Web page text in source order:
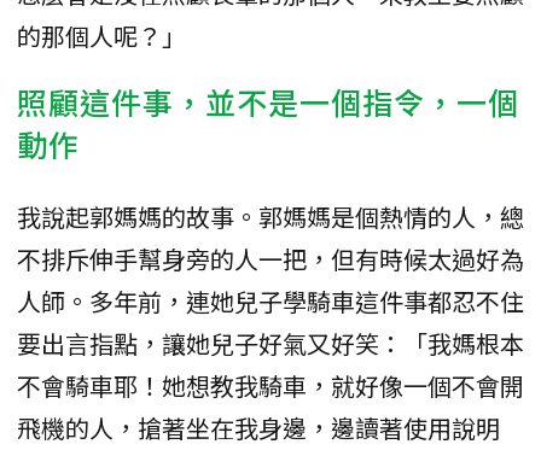
的那個人呢？」
照顧這件事，並不是一個指令，一個
動作
我說起郭媽媽的故事。郭媽媽是個熱情的人，總
不排斥伸手幫身旁的人一把，但有時候太過好為
人師。多年前，連她兒子學騎車這件事都忍不住
要出言指點，讓她兒子好氣又好笑：「我媽根本
不會騎車耶！她想教我騎車，就好像一個不會開
飛機的人，搶著坐在我身邊，邊讀著使用說明